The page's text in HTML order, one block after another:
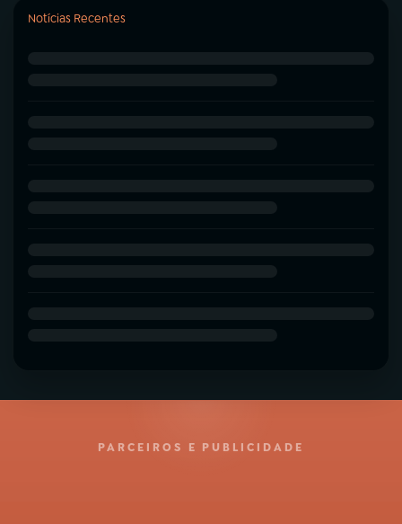
Notícias Recentes
PARCEIROS E PUBLICIDADE